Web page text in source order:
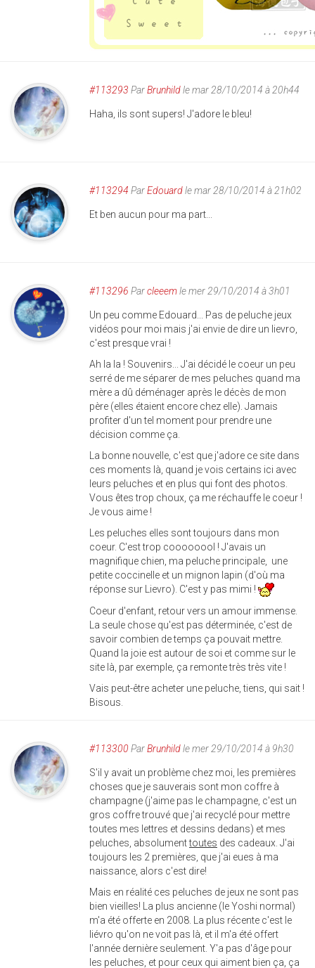
#113293 ParBrunhildle mar 28/10/2014 à 20h44
Haha, ils sont supers! J'adore le bleu!
#113294 ParEdouardle mar 28/10/2014 à 21h02
Et ben aucun pour ma part...
#113296 Parcleeemle mer 29/10/2014 à 3h01
Un peu comme Edouard... Pas de peluche jeux
vidéos pour moi mais j'ai envie de dire un lievro,
c'est presque vrai !
Ah la la ! Souvenirs... J'ai décidé le coeur un peu
serré de me séparer de mes peluches quand ma
mère a dû déménager après le décès de mon
père (elles étaient encore chez elle). Jamais
profiter d'un tel moment pour prendre une
décision comme ça.
La bonne nouvelle, c'est que j'adore ce site dans
ces moments là, quand je vois certains ici avec
leurs peluches et en plus qui font des photos.
Vous êtes trop choux, ça me réchauffe le coeur !
Je vous aime !
Les peluches elles sont toujours dans mon
coeur. C'est trop coooooool ! J'avais un
magnifique chien, ma peluche principale, une
petite coccinelle et un mignon lapin (d'où ma
réponse sur Lievro). C'est y pas mimi !
Coeur d'enfant, retour vers un amour immense.
La seule chose qu'est pas déterminée, c'est de
savoir combien de temps ça pouvait mettre.
Quand la joie est autour de soi et comme sur le
site là, par exemple, ça remonte très très vite !
Vais peut-être acheter une peluche, tiens, qui sait !
Bisous.
#113300 ParBrunhildle mer 29/10/2014 à 9h30
S'il y avait un problème chez moi, les premières
choses que je sauverais sont mon coffre à
champagne (j'aime pas le champagne, c'est un
gros coffre trouvé que j'ai recyclé pour mettre
toutes mes lettres et dessins dedans) et mes
peluches, absolumenttoutes des cadeaux. J'ai
toujours les 2 premières, que j'ai eues à ma
naissance, alors c'est dire!
Mais en réalité ces peluches de jeux ne sont pas
bien vieilles! La plus ancienne (le Yoshi normal)
m'a été offerte en 2008. La plus récente c'est le
liévro qu'on ne voit pas là, et il m'a été offert
l'année dernière seulement. Y'a pas d'âge pour
les peluches, et pour ceux qui aiment bien ça, ça